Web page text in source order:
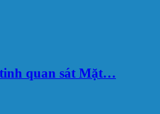
tinh quan sát Mặt…